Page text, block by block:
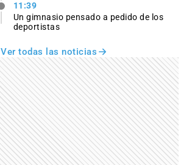
11:39
Un gimnasio pensado a pedido de los
deportistas
Ver todas las noticias